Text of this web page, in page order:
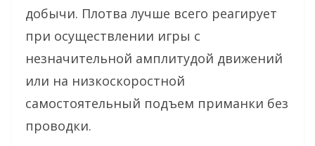
добычи. Плотва лучше всего реагирует
при осуществлении игры с
незначительной амплитудой движений
или на низкоскоростной
самостоятельный подъем приманки без
проводки.